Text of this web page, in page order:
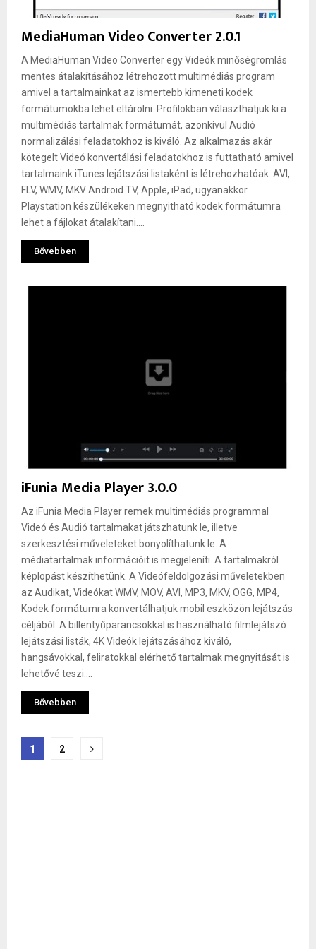
MediaHuman Video Converter 2.0.1
A MediaHuman Video Converter egy Videók minőségromlás
mentes átalakításához létrehozott multimédiás program
amivel a tartalmainkat az ismertebb kimeneti kodek
formátumokba lehet eltárolni. Profilokban választhatjuk ki a
multimédiás tartalmak formátumát, azonkívül Audió
normalizálási feladatokhoz is kiváló. Az alkalmazás akár
kötegelt Videó konvertálási feladatokhoz is futtatható amivel
tartalmaink iTunes lejátszási listaként is létrehozhatóak. AVI,
FLV, WMV, MKV Android TV, Apple, iPad, ugyanakkor
Playstation készülékeken megnyitható kodek formátumra
lehet a fájlokat átalakítani....
Bővebben
iFunia Media Player 3.0.0
Az iFunia Media Player remek multimédiás programmal
Videó és Audió tartalmakat játszhatunk le, illetve
szerkesztési műveleteket bonyolíthatunk le. A
médiatartalmak információit is megjeleníti. A tartalmakról
képlopást készíthetünk. A Videófeldolgozási műveletekben
az Audikat, Videókat WMV, MOV, AVI, MP3, MKV, OGG, MP4,
Kodek formátumra konvertálhatjuk mobil eszközön lejátszás
céljából. A billentyűparancsokkal is használható filmlejátszó
lejátszási listák, 4K Videók lejátszásához kiváló,
hangsávokkal, feliratokkal elérhető tartalmak megnyitását is
lehetővé teszi....
Bővebben
Bejegyzések
1 2